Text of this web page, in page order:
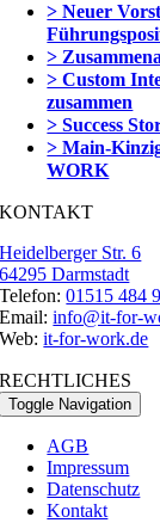
> Neuer
>
> Custom
zusammen
> Success
> Main-
WORK
KONTAKT
Heidelberger Str. 6
64295 Darmstadt
Telefon:01515 484
Email:info@it-for-
Web:it-for-work.de
RECHTLICHES
Toggle Navigation
AGB
Impressum
Datenschutz
Kontakt